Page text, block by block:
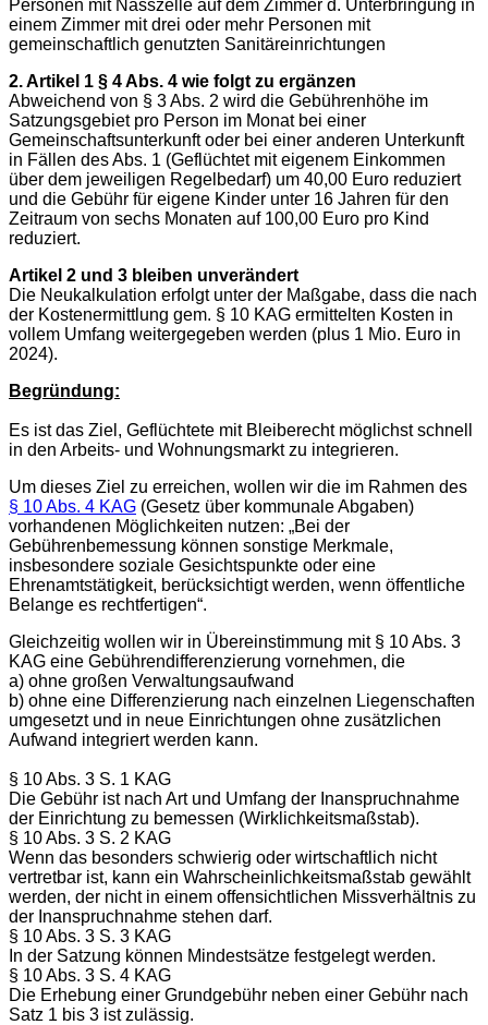
Personen mit Nasszelle auf dem Zimmer d. Unterbringung in
einem Zimmer mit drei oder mehr Personen mit
gemeinschaftlich genutzten Sanitäreinrichtungen
2. Artikel 1 § 4 Abs. 4 wie folgt zu ergänzen
Abweichend von § 3 Abs. 2 wird die Gebührenhöhe im
Satzungsgebiet pro Person im Monat bei einer
Gemeinschaftsunterkunft oder bei einer anderen Unterkunft
in Fällen des Abs. 1 (Geflüchtet mit eigenem Einkommen
über dem jeweiligen Regelbedarf) um 40,00 Euro reduziert
und die Gebühr für eigene Kinder unter 16 Jahren für den
Zeitraum von sechs Monaten auf 100,00 Euro pro Kind
reduziert.
Artikel 2 und 3 bleiben unverändert
Die Neukalkulation erfolgt unter der Maßgabe, dass die nach
der Kostenermittlung gem. § 10 KAG ermittelten Kosten in
vollem Umfang weitergegeben werden (plus 1 Mio. Euro in
2024).
Begründung:
Es ist das Ziel, Geflüchtete mit Bleiberecht möglichst schnell
in den Arbeits- und Wohnungsmarkt zu integrieren.
Um dieses Ziel zu erreichen, wollen wir die im Rahmen des
§ 10 Abs. 4 KAG (Gesetz über kommunale Abgaben)
vorhandenen Möglichkeiten nutzen: „Bei der
Gebührenbemessung können sonstige Merkmale,
insbesondere soziale Gesichtspunkte oder eine
Ehrenamtstätigkeit, berücksichtigt werden, wenn öffentliche
Belange es rechtfertigen“.
Gleichzeitig wollen wir in Übereinstimmung mit § 10 Abs. 3
KAG eine Gebührendifferenzierung vornehmen, die
a) ohne großen Verwaltungsaufwand
b) ohne eine Differenzierung nach einzelnen Liegenschaften
umgesetzt und in neue Einrichtungen ohne zusätzlichen
Aufwand integriert werden kann.
§ 10 Abs. 3 S. 1 KAG
Die Gebühr ist nach Art und Umfang der Inanspruchnahme
der Einrichtung zu bemessen (Wirklichkeitsmaßstab).
§ 10 Abs. 3 S. 2 KAG
Wenn das besonders schwierig oder wirtschaftlich nicht
vertretbar ist, kann ein Wahrscheinlichkeitsmaßstab gewählt
werden, der nicht in einem offensichtlichen Missverhältnis zu
der Inanspruchnahme stehen darf.
§ 10 Abs. 3 S. 3 KAG
In der Satzung können Mindestsätze festgelegt werden.
§ 10 Abs. 3 S. 4 KAG
Die Erhebung einer Grundgebühr neben einer Gebühr nach
Satz 1 bis 3 ist zulässig.